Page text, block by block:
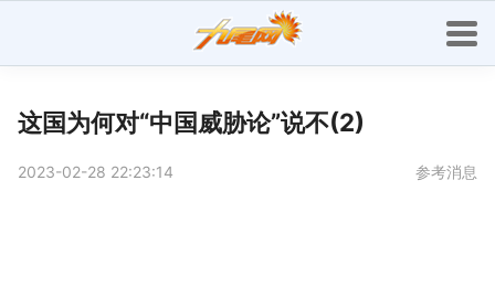
这国为何对“中国威胁论”说不(2)
2023-02-28 22:23:14 参考消息